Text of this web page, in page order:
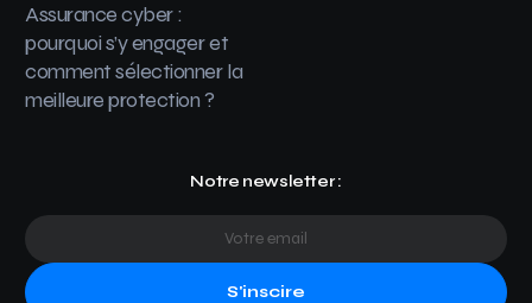
Assurance cyber :
pourquoi s’y engager et
comment sélectionner la
meilleure protection ?
Notre newsletter :
S'inscire